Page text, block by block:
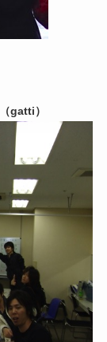
gatti）